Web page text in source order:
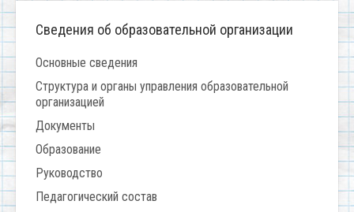
Сведения об образовательной организации
Основные сведения
Структура и органы управления образовательной
организацией
Документы
Образование
Руководство
Педагогический состав